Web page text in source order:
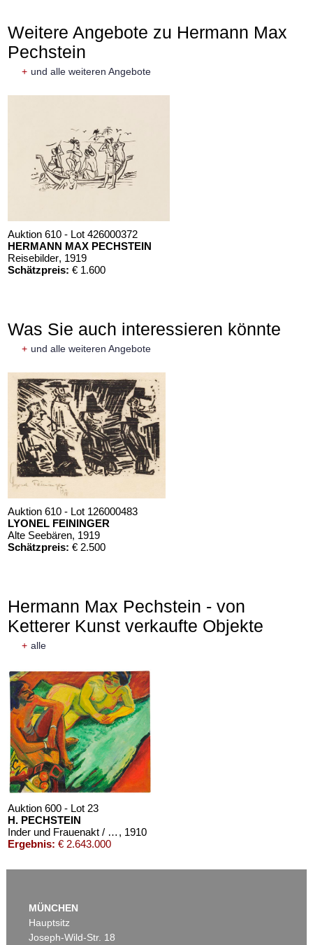
Weitere Angebote zu Hermann Max
Pechstein
+ und alle weiteren Angebote
Auktion 610 - Lot 426000372
HERMANN MAX PECHSTEIN
Reisebilder, 1919
Schätzpreis: € 1.600
Was Sie auch interessieren könnte
+ und alle weiteren Angebote
Auktion 610 - Lot 126000483
LYONEL FEININGER
Alte Seebären, 1919
Schätzpreis: € 2.500
Hermann Max Pechstein - von
Ketterer Kunst verkaufte Objekte
+ alle
Auktion 600 - Lot 23
H. PECHSTEIN
Inder und Frauenakt / Früchte (Rückseite) , 1910
Ergebnis: € 2.643.000
MÜNCHEN
Hauptsitz
Joseph-Wild-Str. 18